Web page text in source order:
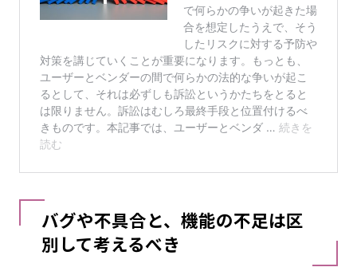
バグや不具合と、機能の不足は区
別して考えるべき